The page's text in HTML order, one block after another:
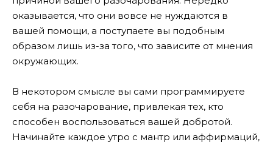
оказывается, что они вовсе не нуждаются в
вашей помощи, а поступаете вы подобным
образом лишь из-за того, что зависите от мнения
окружающих.
В некотором смысле вы сами программируете
себя на разочарование, привлекая тех, кто
способен воспользоваться вашей добротой.
Начинайте каждое утро с мантр или аффирмаций,